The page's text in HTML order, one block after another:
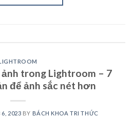
ảnh trong Lightroom – 7
để ảnh sắc nét hơn
2023 BY BÁCH KHOA TRI THỨC